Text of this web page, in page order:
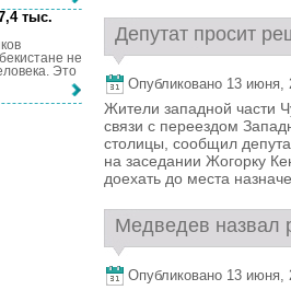
Депутат просит
Опубликовано 13 июня,
Жители западной части
связи с переездом
столицы, сообщил
на заседании Жогорку
доехать до места
Медведев назвал
Опубликовано 13 июня,
тыс.
не
Это